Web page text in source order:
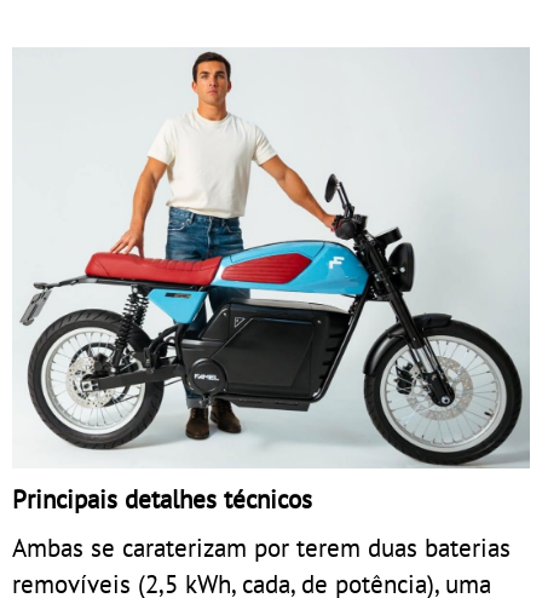
Principais detalhes técnicos
Ambas se caraterizam por terem duas baterias
removíveis (2,5 kWh, cada, de potência), uma